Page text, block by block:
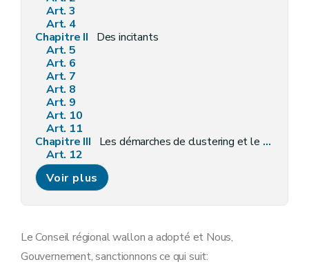
Art. 3
Art. 4
Chapitre II
Des incitants
Art. 5
Art. 6
Art. 7
Art. 8
Art. 9
Art. 10
Art. 11
Chapitre III
Les démarches de clustering et le cluster
Art. 12
Art. 13
Art. 14
Chapitre IV Conditions d'octroi et de maintien, procédures de demande et d'octroi, modalités de liquidation, de contrôle et sanctions
Art. 17
Art. 18
Art. 19
Voir plus
Le Conseil régional wallon a adopté et Nous,
Gouvernement, sanctionnons ce qui suit: